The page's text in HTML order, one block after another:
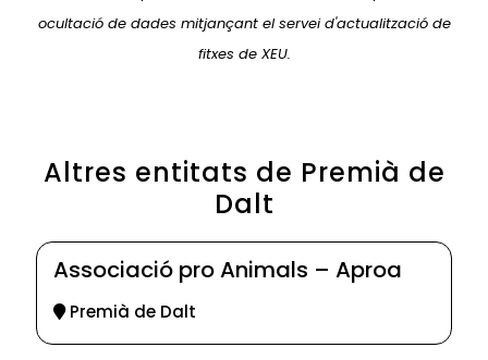
ocultació de dades mitjançant el servei d'actualització de
fitxes de XEU.
Altres entitats de Premià de
Dalt
Associació pro Animals – Aproa
Premià de Dalt